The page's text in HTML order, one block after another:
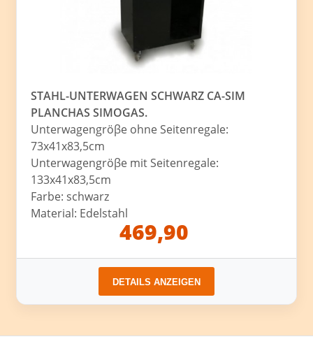
STAHL-UNTERWAGEN SCHWARZ CA-SIM
PLANCHAS SIMOGAS.
Unterwagengröβe ohne Seitenregale:
73x41x83,5cm
Unterwagengröβe mit Seitenregale:
133x41x83,5cm
Farbe: schwarz
Material: Edelstahl
469,90
DETAILS ANZEIGEN